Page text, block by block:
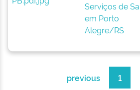
Serviços de
em Porto
Alegre/RS
previous 1